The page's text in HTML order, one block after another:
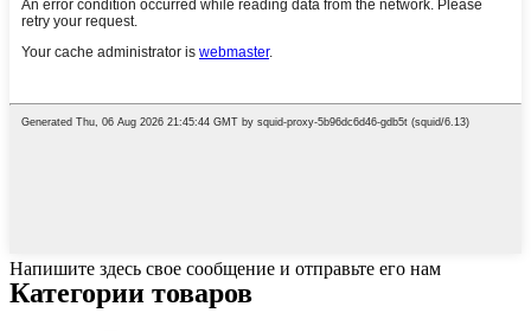
Напишите здесь свое сообщение и отправьте его нам
Категории товаров